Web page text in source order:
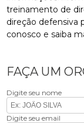
treinamento de
direção defensiva
conosco e saiba
FAÇA UM
Digite seu nome
Digite seu email